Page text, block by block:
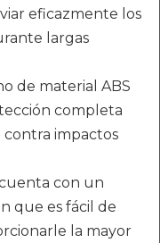
eficazmente los
largas
de material ABS
completa
impactos
con un
que es fácil de
la mayor